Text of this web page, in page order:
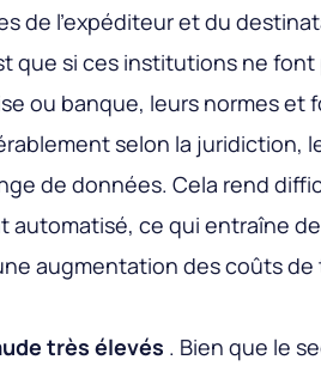
de l'expéditeur et du
que si ces institutions ne font
ou banque, leurs normes et
selon la juridiction,
de données. Cela rend
automatisé, ce qui entraîne
augmentation des coûts
très élevés . Bien que le